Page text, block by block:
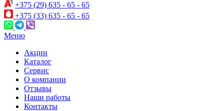
+375 (29) 635 - 65 - 65
+375 (33) 635 - 65 - 65
Меню
Акции
Каталог
Сервис
О компании
Отзывы
Наши работы
Контакты